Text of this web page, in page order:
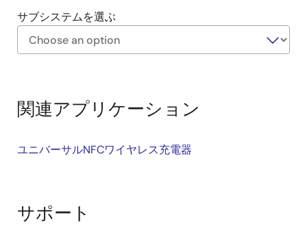
充電と双方向通信をサポート
サブシステムを選ぶ
Diagram
関連アプリケーション
ユニバーサルNFCワイヤレス充電器
サポート